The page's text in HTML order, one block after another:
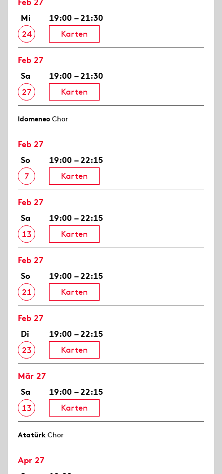
Mi
24
19:00 – 21:30
Karten
Feb 27
Sa
27
19:00 – 21:30
Karten
Idomeneo Chor
Feb 27
So
7
19:00 – 22:15
Karten
Feb 27
Sa
13
19:00 – 22:15
Karten
Feb 27
So
21
19:00 – 22:15
Karten
Feb 27
Di
23
19:00 – 22:15
Karten
Mär 27
Sa
13
19:00 – 22:15
Karten
Atatürk Chor
Apr 27